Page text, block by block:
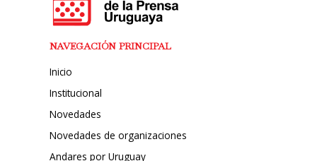
NAVEGACIÓN PRINCIPAL
Inicio
Institucional
Novedades
Novedades de organizaciones
Andares por Uruguay